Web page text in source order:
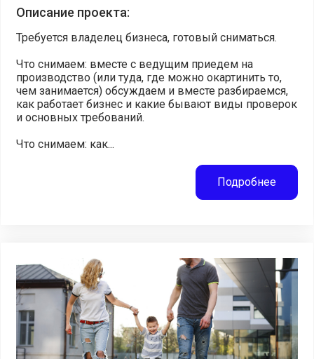
Описание проекта:
Требуется владелец бизнеса, готовый сниматься.
Что снимаем: вместе с ведущим приедем на
производство (или туда, где можно окартинить то,
чем занимается) обсуждаем и вместе разбираемся,
как работает бизнес и какие бывают виды проверок
и основных требований.
Что снимаем: как...
Подробнее